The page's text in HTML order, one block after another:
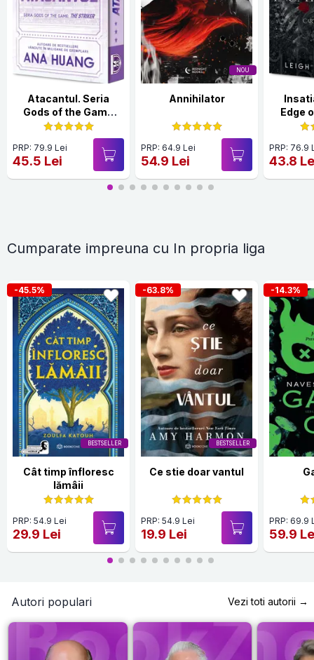
Atacantul. Seria
Gods of the Game
Vol.1
PRP: 79.9 Lei
45.5 Lei
NOU
Annihilator
PRP: 64.9 Lei
54.9 Lei
Edge
PRP: 76.9
43.8
Cumparate impreuna cu In propria liga
BESTSELLER
-45.5%
Cât timp înfloresc
lămâii
PRP: 54.9 Lei
29.9 Lei
BESTSELLER
-63.8%
Ce stie doar vantul
PRP: 54.9 Lei
19.9 Lei
-14.3%
PRP: 69.9
59.9
Autori populari Vezi toti autorii →